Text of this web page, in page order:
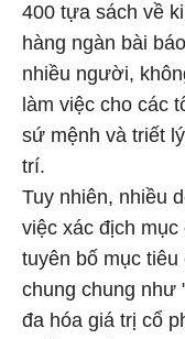
400 tựa sách về
hàng ngàn bài
nhiều người,
làm việc cho các
sứ mệnh và triết
trí.
Tuy nhiên, nhiều
việc xác địch
tuyên bố mục
chung chung như
đa hóa giá trị cổ